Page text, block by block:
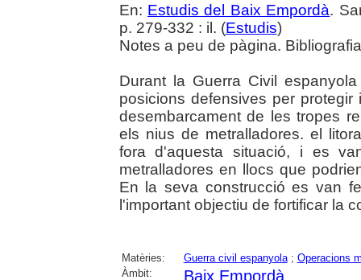
En: Estudis del Baix Empordà.
p. 279-332 : il. (Estudis)
Notes a peu de pàgina.
Durant la Guerra Civil
posicions defensives per
desembarcament de les tropes
els nius de metralladores. el
fora d'aquesta situació, i es
metralladores en llocs que
En la seva construcció es van
l'important objectiu de fortificar la
Matèries: Guerra civil espanyola; Operacions
Àmbit:
Baix Empordà